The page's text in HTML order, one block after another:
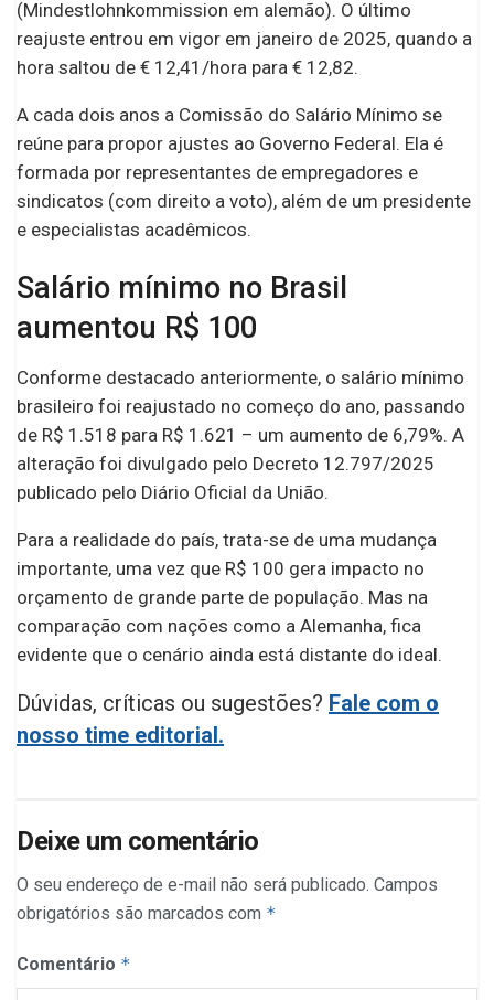
(Mindestlohnkommission em alemão). O último
reajuste entrou em vigor em janeiro de 2025, quando a
hora saltou de € 12,41/hora para € 12,82.
A cada dois anos a Comissão do Salário Mínimo se
reúne para propor ajustes ao Governo Federal. Ela é
formada por representantes de empregadores e
sindicatos (com direito a voto), além de um presidente
e especialistas acadêmicos.
Salário mínimo no Brasil
aumentou R$ 100
Conforme destacado anteriormente, o salário mínimo
brasileiro foi reajustado no começo do ano, passando
de R$ 1.518 para R$ 1.621 – um aumento de 6,79%. A
alteração foi divulgado pelo Decreto 12.797/2025
publicado pelo Diário Oficial da União.
Para a realidade do país, trata-se de uma mudança
importante, uma vez que R$ 100 gera impacto no
orçamento de grande parte de população. Mas na
comparação com nações como a Alemanha, fica
evidente que o cenário ainda está distante do ideal.
Dúvidas, críticas ou sugestões? Fale com o
nosso time editorial.
Deixe um comentário
O seu endereço de e-mail não será publicado. Campos
obrigatórios são marcados com *
Comentário *